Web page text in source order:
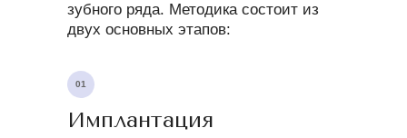
зубного ряда. Методика состоит из
двух основных этапов:
Имплантация
01